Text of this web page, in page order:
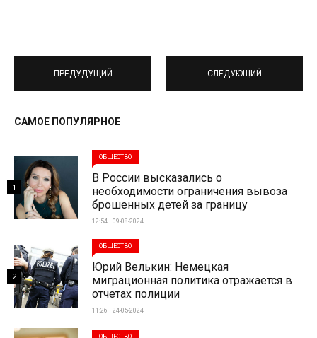
ПРЕДУДУЩИЙ СЛЕДУЮЩИЙ
САМОЕ ПОПУЛЯРНОЕ
ОБЩЕСТВО
В России высказались о
необходимости ограничения вывоза
брошенных детей за границу
12:54 | 09-08-2024
1
ОБЩЕСТВО
Юрий Велькин: Немецкая
миграционная политика отражается в
отчетах полиции
11:26 | 24-05-2024
2
ОБЩЕСТВО